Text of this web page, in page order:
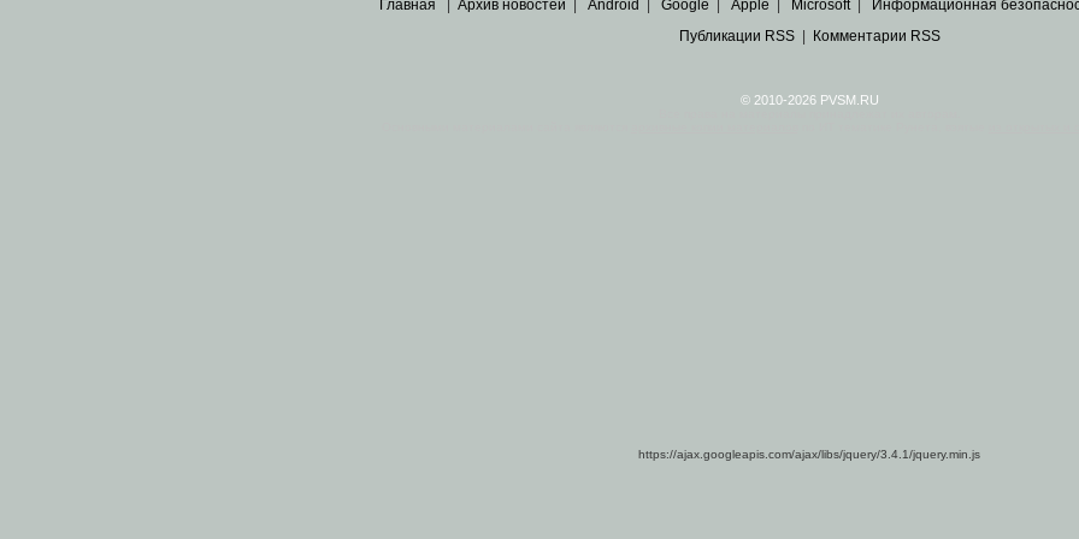
Главная Архив новостей Android Google Apple Microsoft| Информационная
Публикации RSS| Комментарии RSS
© 2010-2026 PVSM.RU
https://ajax.googleapis.com/ajax/libs/jquery/3.4.1/jquery.min.js